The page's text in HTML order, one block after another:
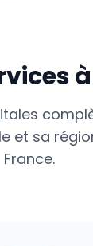
à
et sa
France.